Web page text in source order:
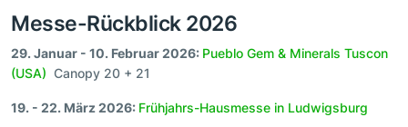
Messe-Rückblick 2026
29. Januar - 10. Februar 2026: Pueblo Gem & Minerals Tuscon
(USA) Canopy 20 + 21
19. - 22. März 2026: Frühjahrs-Hausmesse in Ludwigsburg